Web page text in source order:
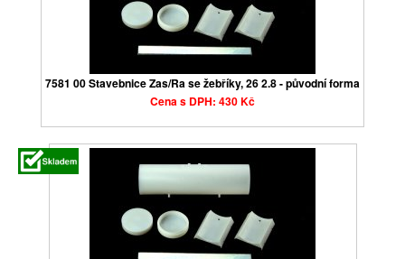
7581 00 Stavebnice Zas/Ra se žebříky, 26 2.8 - původní forma
Cena s DPH: 430 Kč